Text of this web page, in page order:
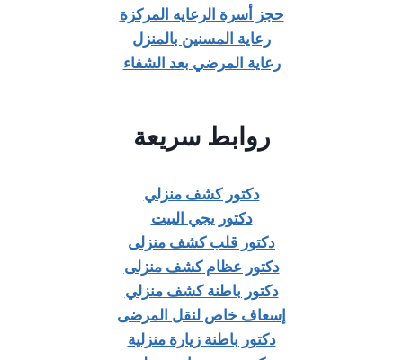
حجز أسرة الرعايه المركزة
رعاية المسنين بالمنزل
رعاية المرضي بعد الشفاء
روابط سريعة
دكتور كشف منزلي
دكتور يجي البيت
دكتور قلب كشف منزلى
دكتور عظام كشف منزلى
دكتور باطنة كشف منزلي
إسعاف خاص لنقل المرضى
دكتور باطنة زيارة منزلية